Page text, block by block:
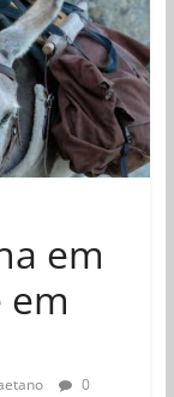
em
em
0